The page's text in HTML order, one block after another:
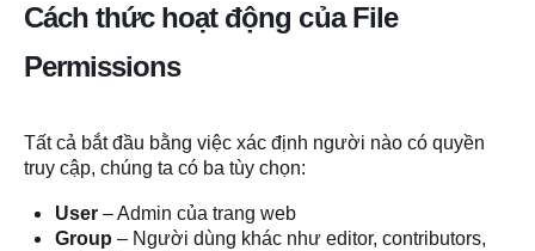
Cách thức hoạt động của File
Permissions
Tất cả bắt đầu bằng việc xác định người nào có quyền
truy cập, chúng ta có ba tùy chọn:
User – Admin của trang web
Group – Người dùng khác như editor, contributors,